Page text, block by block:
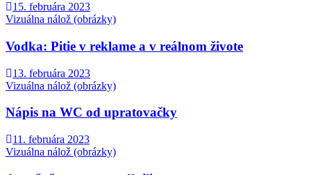
15. februára 2023
Vizuálna nálož (obrázky)
Vodka: Pitie v reklame a v reálnom živote
13. februára 2023
Vizuálna nálož (obrázky)
Nápis na WC od upratovačky
11. februára 2023
Vizuálna nálož (obrázky)